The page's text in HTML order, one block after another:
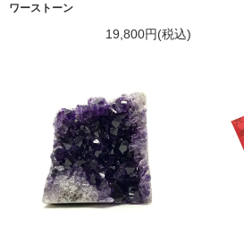
ワーストーン
19,800円(税込)